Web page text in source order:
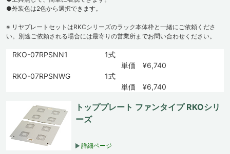
●外装色は2色から選択できます。
※ リヤプレートセットはRKCシリーズのラック本体枠と一緒にご依頼くださ
い。別途ご依頼される場合には最寄りの営業所までお問い合わせください。
RKO-07RPSNN1
1式
単価 ¥6,740
RKO-07RPSNWG
1式
単価 ¥6,740
トッププレート ファンタイプ RKOシリ
ーズ
詳細ページ